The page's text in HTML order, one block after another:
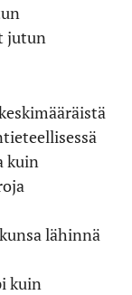
jutun
kuin
lähinnä
kuin